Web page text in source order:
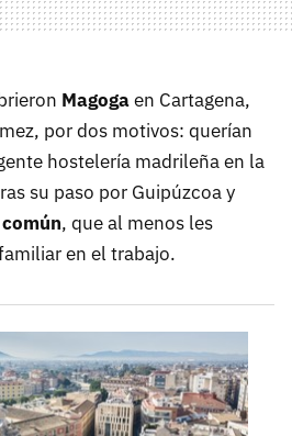
Magogaen Cartagena,
por dos motivos: querían
hostelería madrileña en la
su paso por Guipúzcoa y
, que al menos les
en el trabajo.